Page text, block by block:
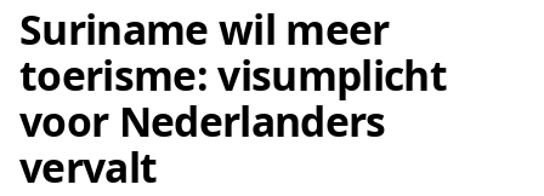
Suriname wil meer
toerisme: visumplicht
voor Nederlanders
vervalt